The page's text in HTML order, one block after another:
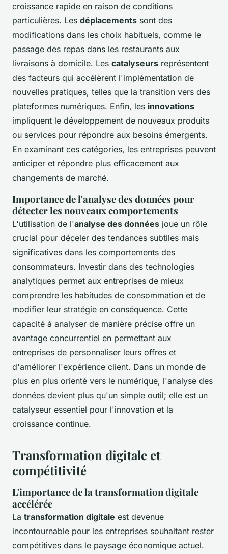
croissance rapide en raison de conditions
particulières. Les déplacements sont des
modifications dans les choix habituels, comme le
passage des repas dans les restaurants aux
livraisons à domicile. Les catalyseurs représentent
des facteurs qui accélèrent l'implémentation de
nouvelles pratiques, telles que la transition vers des
plateformes numériques. Enfin, les innovations
impliquent le développement de nouveaux produits
ou services pour répondre aux besoins émergents.
En examinant ces catégories, les entreprises peuvent
anticiper et répondre plus efficacement aux
changements de marché.
Importance de l'analyse des données pour
détecter les nouveaux comportements
L'utilisation de l'analyse des données joue un rôle
crucial pour déceler des tendances subtiles mais
significatives dans les comportements des
consommateurs. Investir dans des technologies
analytiques permet aux entreprises de mieux
comprendre les habitudes de consommation et de
modifier leur stratégie en conséquence. Cette
capacité à analyser de manière précise offre un
avantage concurrentiel en permettant aux
entreprises de personnaliser leurs offres et
d'améliorer l'expérience client. Dans un monde de
plus en plus orienté vers le numérique, l'analyse des
données devient plus qu'un simple outil; elle est un
catalyseur essentiel pour l'innovation et la
croissance continue.
Transformation digitale et
compétitivité
L'importance de la transformation digitale
accélérée
La transformation digitale est devenue
incontournable pour les entreprises souhaitant rester
compétitives dans le paysage économique actuel.